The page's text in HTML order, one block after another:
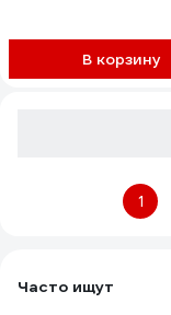
В корзину
1
Часто ищут